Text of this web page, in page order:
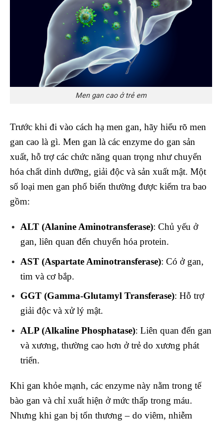
Men gan cao ở trẻ em
Trước khi đi vào cách hạ men gan, hãy hiểu rõ men
gan cao là gì. Men gan là các enzyme do gan sản
xuất, hỗ trợ các chức năng quan trọng như chuyển
hóa chất dinh dưỡng, giải độc và sản xuất mật. Một
số loại men gan phổ biến thường được kiểm tra bao
gồm:
ALT (Alanine Aminotransferase): Chủ yếu ở
gan, liên quan đến chuyển hóa protein.
AST (Aspartate Aminotransferase): Có ở gan,
tim và cơ bắp.
GGT (Gamma-Glutamyl Transferase): Hỗ trợ
giải độc và xử lý mật.
ALP (Alkaline Phosphatase): Liên quan đến gan
và xương, thường cao hơn ở trẻ do xương phát
triển.
Khi gan khỏe mạnh, các enzyme này nằm trong tế
bào gan và chỉ xuất hiện ở mức thấp trong máu.
Nhưng khi gan bị tổn thương – do viêm, nhiễm